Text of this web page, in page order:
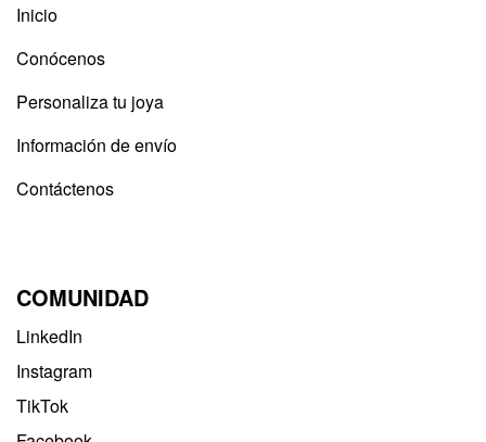
Inicio
Conócenos
Personaliza tu joya
Información de envío
Contáctenos
COMUNIDAD
LinkedIn
Instagram
TikTok